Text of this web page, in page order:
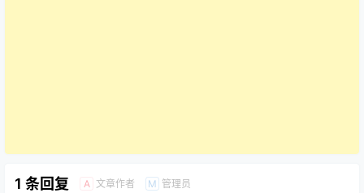
1 条回复 A 文章作者 M 管理员